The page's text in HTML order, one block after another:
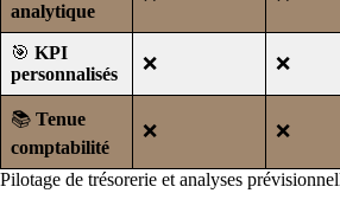
analytique
🎯 KPI
personnalisés
❌ ❌
📚 Tenue
comptabilité
❌ ❌
Pilotage de trésorerie et analyses